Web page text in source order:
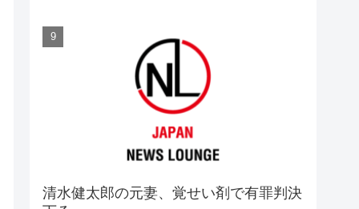
清水健太郎の元妻、覚せい剤で有罪判決